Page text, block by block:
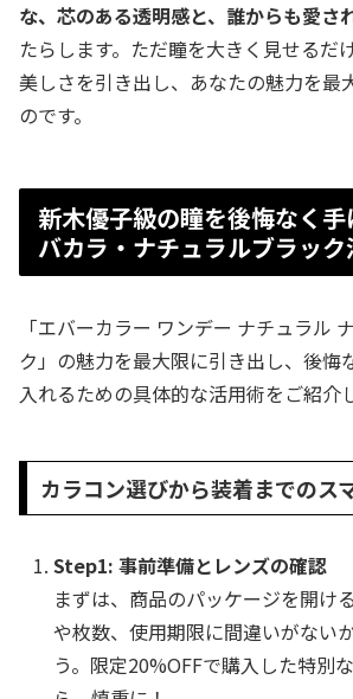
な、芯のある透明感と、誰からも愛さ
たらします。ただ瞳を大きく見せるだ
美しさを引き出し、あなたの魅力を最
のです。
新木優子級の瞳を後悔なく
バカラ・ナチュラルブラッ
「エバーカラー ワンデー ナチュラル
ク」の魅力を最大限に引き出し、後悔
入れるための具体的な活用術をご紹介
カラコン選びから装着までのス
Step1: 事前準備とレンズの確認
まずは、商品のパッケージを開け
や枚数、使用期限に間違いがない
う。限定20%OFFで購入した特別